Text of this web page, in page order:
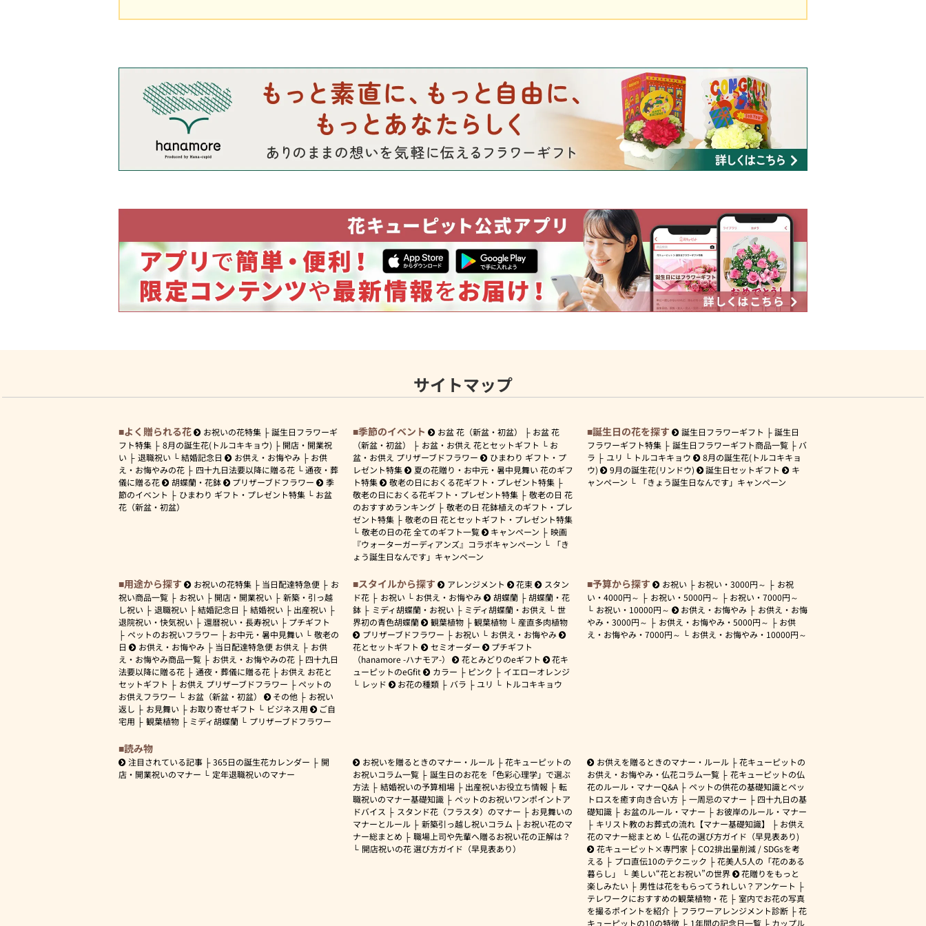
サイトマップ
よく贈られる花 お祝いの花特集
誕生日フラワーギ
フト特集
8月の誕生花(トルコキキョウ)
開店・開業祝
い
退職祝い 結婚記念日 お供え・お悔やみ
お供
え・お悔やみの花
四十九日法要以降に贈る花
通夜・葬
儀に贈る花
胡蝶蘭・花鉢 プリザーブドフラワー
季
節のイベント
ひまわり ギフト・プレゼント特集
お盆
花（新盆・初盆）
季節のイベント お盆 花（新盆・初盆）
お盆 花
（新盆・初盆）
お盆・お供え 花とセットギフト
お
盆・お供え プリザーブドフラワー
ひまわり ギフト・プ
レゼント特集
夏の花贈り・お中元・暑中見舞い 花のギフ
ト特集
敬老の日におくる花ギフト・プレゼント特集
敬老の日におくる花ギフト・プレゼント特集
敬老の日 花
のおすすめランキング
敬老の日 花鉢植えのギフト・プレ
ゼント特集
敬老の日 花とセットギフト・プレゼント特集
敬老の日の花 全てのギフト一覧
キャンペーン
映画
『ウォーターガーディアンズ』コラボキャンペーン
「き
ょう誕生日なんです」キャンペーン
誕生日の花を探す 誕生日フラワーギフト
誕生日
フラワーギフト特集
誕生日フラワーギフト商品一覧
バ
ラ
ユリ トルコキキョウ
8月の誕生花(トルコキキョ
ウ)
9月の誕生花(リンドウ) 誕生日セットギフト
キ
ャンペーン
「きょう誕生日なんです」キャンペーン
用途から探す お祝いの花特集 当日配達特急便
お
祝い商品一覧
お祝い 開店・開業祝い
新築・引っ越
し祝い
退職祝い 結婚記念日 結婚祝い
出産祝い
退院祝い・快気祝い
還暦祝い・長寿祝い
プチギフト
ペットのお祝いフラワー
お中元・暑中見舞い
敬老の
日
お供え・お悔やみ 当日配達特急便 お供え
お供
え・お悔やみ商品一覧
お供え・お悔やみの花
四十九日
法要以降に贈る花
通夜・葬儀に贈る花
お供え お花と
セットギフト
お供え プリザーブドフラワー
ペットの
お供えフラワー
お盆（新盆・初盆） その他
お祝い
返し
お見舞い お取り寄せギフト ビジネス用
ご自
宅用
観葉植物 ミディ胡蝶蘭 プリザーブドフラワー
スタイルから探す アレンジメント 花束
スタン
ド花
お祝い お供え・お悔やみ 胡蝶蘭
胡蝶蘭・花
鉢
ミディ胡蝶蘭・お祝い ミディ胡蝶蘭・お供え
世
界初の青色胡蝶蘭
観葉植物 観葉植物
産直多肉植物
プリザーブドフラワー
お祝い
お供え・お悔やみ
花とセットギフト
セミオーダー
プチギフト
（hanamore -ハナモア-）
花とみどりのeギフト
花キ
ューピットのeGfit
カラー ピンク
イエローオレンジ
レッド
お花の種類 バラ ユリ トルコキキョウ
予算から探す お祝い お祝い・3000円～
お祝
い・ 4000円～ お祝い・ 5000円～ お祝い・7000円～
お祝い・ 10000円～ お供え・お悔やみ
お供え・お悔
やみ・ 3000円～ お供え・お悔やみ・ 5000円～
お供
え・お悔やみ・ 7000円～ お供え・お悔やみ・ 10000円～
読み物
注目されている記事 365日の誕生花カレンダー
開
店・開業祝いのマナー
定年退職祝いのマナー
お祝いを贈るときのマナー・ルール
花キューピットの
お祝いコラム一覧
誕生日のお花を「色彩心理学」で選ぶ
方法
結婚祝いの予算相場 出産祝いお役立ち情報
転
職祝いのマナー基礎知識
ペットのお祝いワンポイントア
ドバイス
スタンド花（フラスタ）のマナー
お見舞いの
マナーとルール
新築引っ越し祝いコラム
お祝い花のマ
ナー総まとめ
職場上司や先輩へ贈るお祝い花の正解は？
開店祝いの花 選び方ガイド（早見表あり）
お供えを贈るときのマナー・ルール
花キューピットの
お供え・お悔やみ・仏花コラム一覧
花キューピットの仏
花のルール・マナーQ&A
ペットの供花の基礎知識とペッ
トロスを癒す向き合い方
一周忌のマナー
四十九日の基
礎知識
お盆のルール・マナー
お彼岸のルール・マナー
キリスト教のお葬式の流れ【マナー基礎知識】
お供え
花のマナー総まとめ
仏花の選び方ガイド（早見表あり)
花キューピット×専門家
CO2排出量削減 / SDGsを考
える
プロ直伝10のテクニック
花美人5人の「花のある
暮らし」
美しい“花とお祝い”の世界
花贈りをもっと
楽しみたい
男性は花をもらってうれしい？アンケート
テレワークにおすすめの観葉植物・花
室内でお花の写真
を撮るポイントを紹介
フラワーアレンジメント診断
花
キューピットの10の特徴
1年間の記念日一覧 カップル